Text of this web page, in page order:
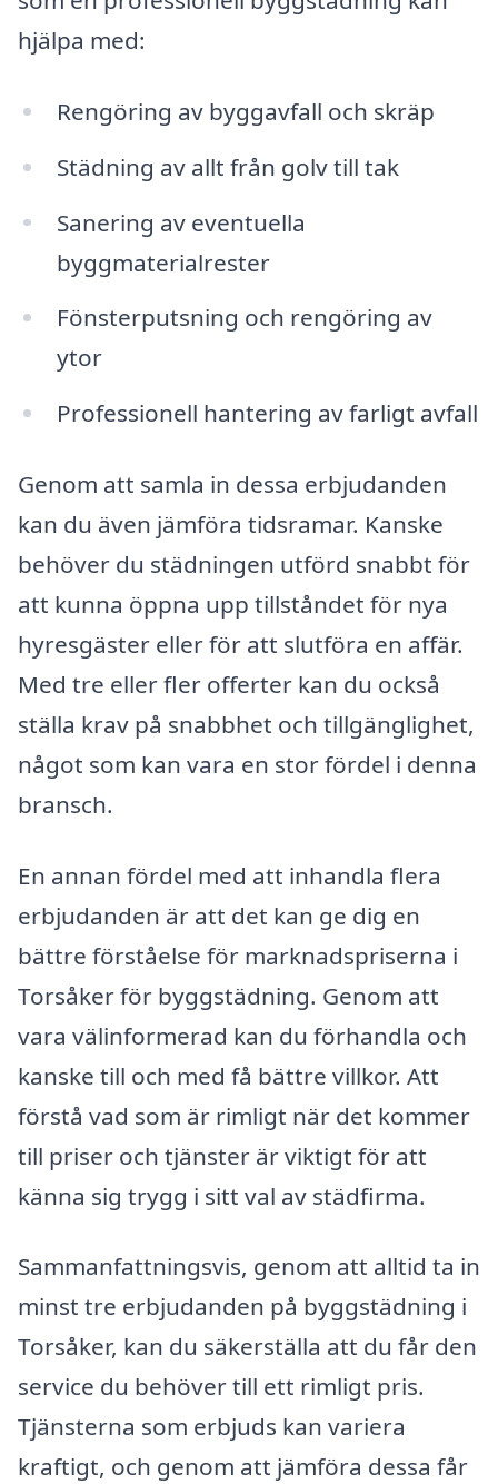
hjälpa med:
Rengöring av byggavfall och skräp
Städning av allt från golv till tak
Sanering av eventuella
byggmaterialrester
Fönsterputsning och rengöring av
ytor
Professionell hantering av farligt avfall
Genom att samla in dessa erbjudanden
kan du även jämföra tidsramar. Kanske
behöver du städningen utförd snabbt för
att kunna öppna upp tillståndet för nya
hyresgäster eller för att slutföra en affär.
Med tre eller fler offerter kan du också
ställa krav på snabbhet och tillgänglighet,
något som kan vara en stor fördel i denna
bransch.
En annan fördel med att inhandla flera
erbjudanden är att det kan ge dig en
bättre förståelse för marknadspriserna i
Torsåker för byggstädning. Genom att
vara välinformerad kan du förhandla och
kanske till och med få bättre villkor. Att
förstå vad som är rimligt när det kommer
till priser och tjänster är viktigt för att
känna sig trygg i sitt val av städfirma.
Sammanfattningsvis, genom att alltid ta in
minst tre erbjudanden på byggstädning i
Torsåker, kan du säkerställa att du får den
service du behöver till ett rimligt pris.
Tjänsterna som erbjuds kan variera
kraftigt, och genom att jämföra dessa får